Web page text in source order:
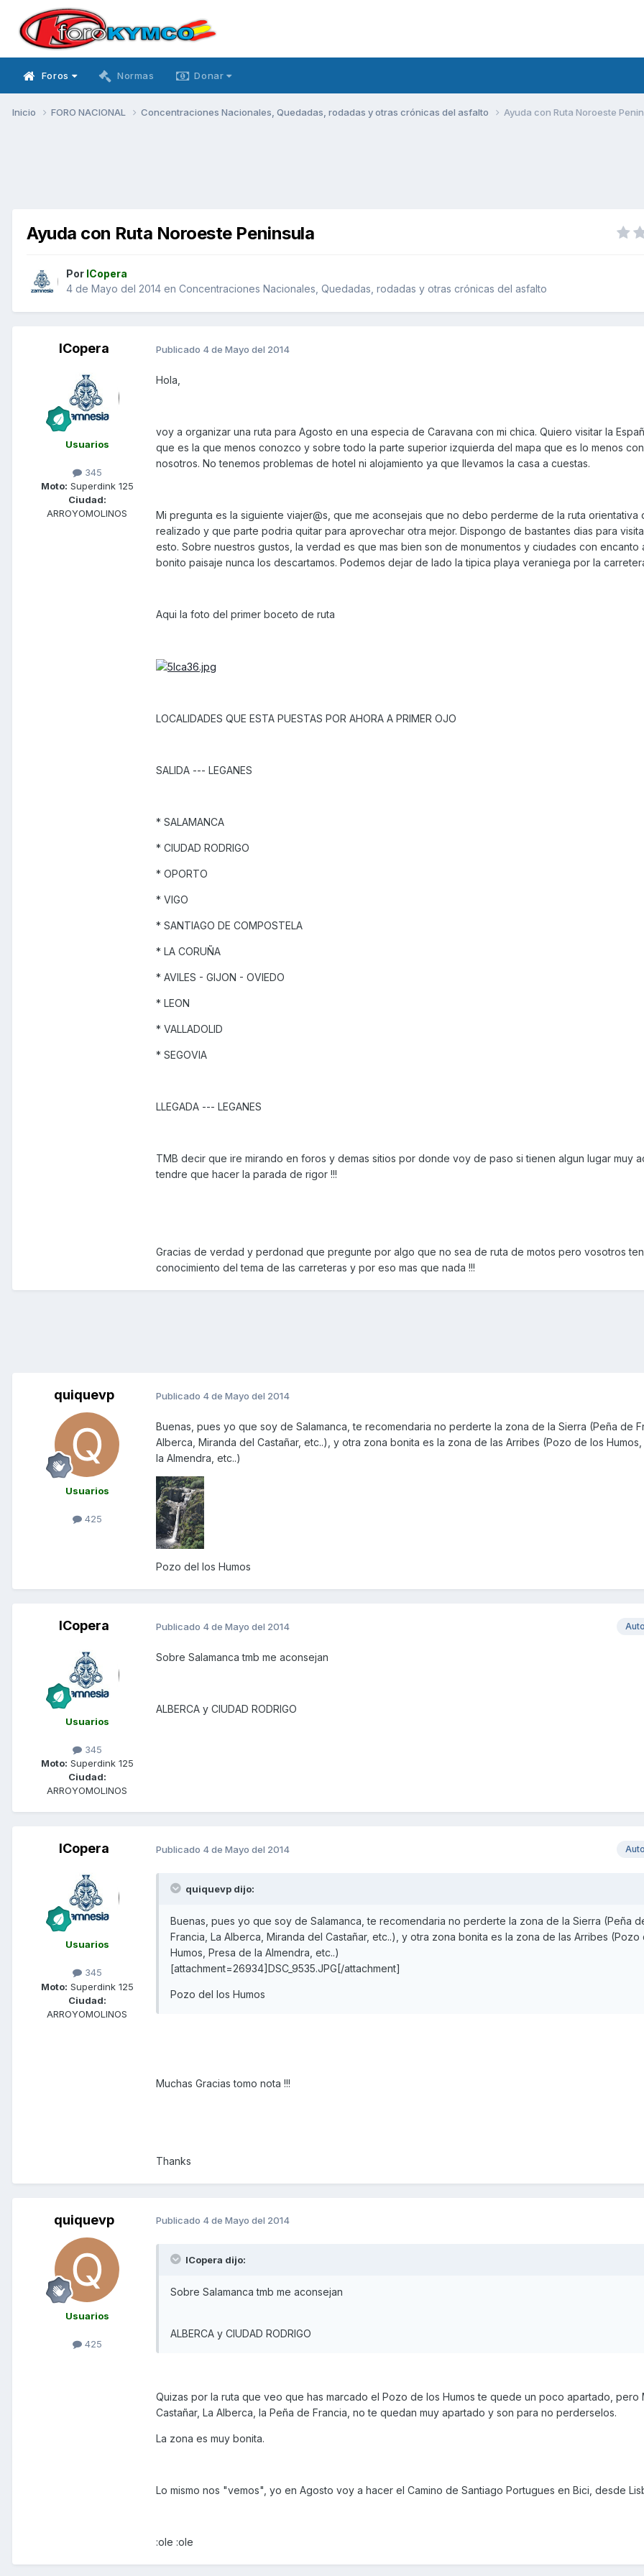
Foros Normas Donar
Inicio FORO NACIONAL Concentraciones Nacionales, Quedadas, rodadas y otras crónicas del asfalto Ayuda con Ruta Noroeste
Ayuda con Ruta Noroeste Peninsula
Por ICopera
4 de Mayo del 2014 en Concentraciones Nacionales, Quedadas, rodadas y otras crónicas del asfalto
ICopera
Usuarios
345
Moto: Superdink 125
Ciudad:
ARROYOMOLINOS
Publicado 4 de Mayo del 2014
Hola,
voy a organizar una ruta para Agosto en una especia de Caravana con mi chica. Quiero visitar la
que es la que menos conozco y sobre todo la parte superior izquierda del mapa que es lo menos
nosotros. No tenemos problemas de hotel ni alojamiento ya que llevamos la casa a cuestas.
Mi pregunta es la siguiente viajer@s, que me aconsejais que no debo perderme de la ruta orientativa
realizado y que parte podria quitar para aprovechar otra mejor. Dispongo de bastantes dias para
esto. Sobre nuestros gustos, la verdad es que mas bien son de monumentos y ciudades con encanto
bonito paisaje nunca los descartamos. Podemos dejar de lado la tipica playa veraniega por la
Aqui la foto del primer boceto de ruta
LOCALIDADES QUE ESTA PUESTAS POR AHORA A PRIMER OJO
SALIDA --- LEGANES
* SALAMANCA
* CIUDAD RODRIGO
* OPORTO
* VIGO
* SANTIAGO DE COMPOSTELA
* LA CORUÑA
* AVILES - GIJON - OVIEDO
* LEON
* VALLADOLID
* SEGOVIA
LLEGADA --- LEGANES
TMB decir que ire mirando en foros y demas sitios por donde voy de paso si tienen algun lugar muy
tendre que hacer la parada de rigor !!!
Gracias de verdad y perdonad que pregunte por algo que no sea de ruta de motos pero vosotros
conocimiento del tema de las carreteras y por eso mas que nada !!!
quiquevp
Usuarios
425
Publicado 4 de Mayo del 2014
Buenas, pues yo que soy de Salamanca, te recomendaria no perderte la zona de la Sierra (Peña de
Alberca, Miranda del Castañar, etc..), y otra zona bonita es la zona de las Arribes (Pozo de los
la Almendra, etc..)
Pozo del los Humos
ICopera
Usuarios
345
Moto: Superdink 125
Ciudad:
ARROYOMOLINOS
Publicado 4 de Mayo del 2014
Sobre Salamanca tmb me aconsejan
ALBERCA y CIUDAD RODRIGO
ICopera
Usuarios
345
Moto: Superdink 125
Ciudad:
ARROYOMOLINOS
Publicado 4 de Mayo del 2014
quiquevp dijo:
Buenas, pues yo que soy de Salamanca, te recomendaria no perderte la zona de la Sierra (Peña
Francia, La Alberca, Miranda del Castañar, etc..), y otra zona bonita es la zona de las Arribes (Pozo
Humos, Presa de la Almendra, etc..)
[attachment=26934]DSC_9535.JPG[/attachment]
Pozo del los Humos
Muchas Gracias tomo nota !!!
Thanks
quiquevp
Usuarios
425
Publicado 4 de Mayo del 2014
ICopera dijo:
Sobre Salamanca tmb me aconsejan
ALBERCA y CIUDAD RODRIGO
Quizas por la ruta que veo que has marcado el Pozo de los Humos te quede un poco apartado, pero
Castañar, La Alberca, la Peña de Francia, no te quedan muy apartado y son para no perderselos.
La zona es muy bonita.
Lo mismo nos "vemos", yo en Agosto voy a hacer el Camino de Santiago Portugues en Bici, desde
:ole :ole